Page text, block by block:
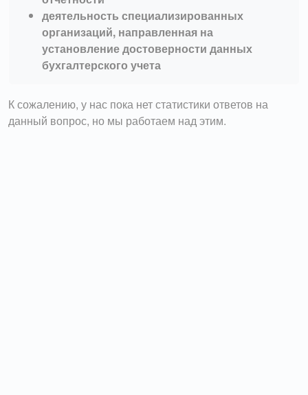
деятельность специализированных
организаций, направленная на
установление достоверности данных
бухгалтерского учета
К сожалению, у нас пока нет статистики ответов на
данный вопрос, но мы работаем над этим.